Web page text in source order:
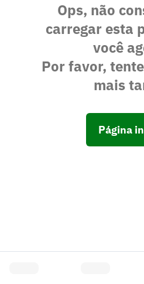
Ops, não
carregar esta
você
Por favor,
mais
Página